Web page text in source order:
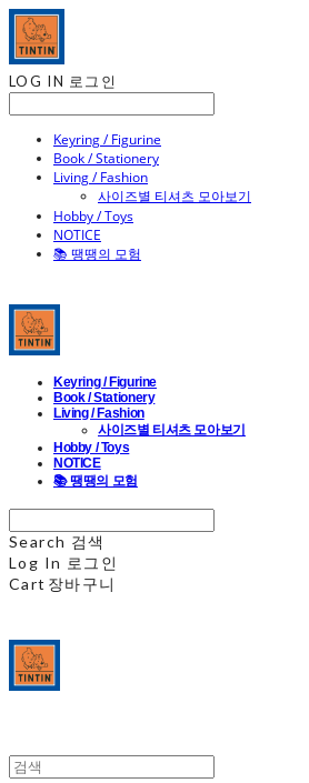
LOG IN 로그인
Keyring / Figurine
Book / Stationery
Living / Fashion
사이즈별 티셔츠 모아보기
Hobby / Toys
NOTICE
📚 땡땡의 모험
Keyring / Figurine
Book / Stationery
Living / Fashion
사이즈별 티셔츠 모아보기
Hobby / Toys
NOTICE
📚 땡땡의 모험
Search 검색
Log In 로그인
Cart 장바구니